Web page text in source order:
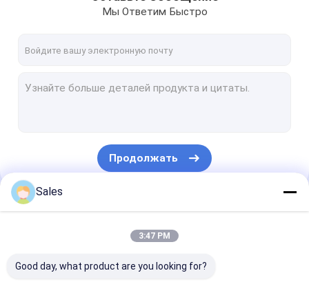
Мы Ответим Быстро
Продолжать
Наши Категории
Sales
3:47 PM
Good day, what product are you looking for?